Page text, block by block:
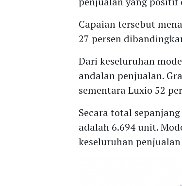
Capaian tersebut
27 persen
Dari keseluruhan
andalan penjualan.
sementara Luxio 52
Secara total
adalah 6.694 unit.
keseluruhan